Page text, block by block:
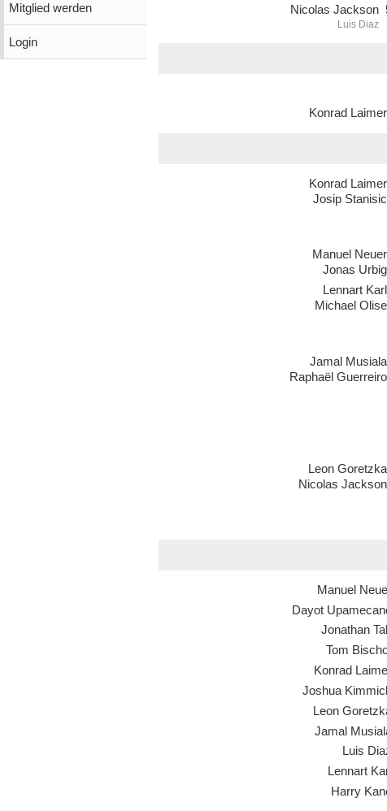
Mitglied werden
Login
Nicolas Jackson
Luis Diaz
Konrad Laimer
Konrad Laimer
Josip Stanisic
Manuel Neuer
Jonas Urbig
Lennart Karl
Michael Olise
Jamal Musiala
Raphaël Guerreiro
Leon Goretzka
Nicolas Jackson
Manuel
Dayot
Jonathan
Tom
Konrad
Joshua
Leon
Jamal
Luis
Lennart
Harry